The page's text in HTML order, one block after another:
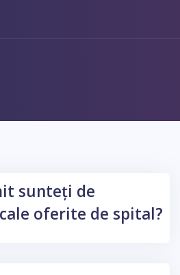
sunteți de
oferite de spital?